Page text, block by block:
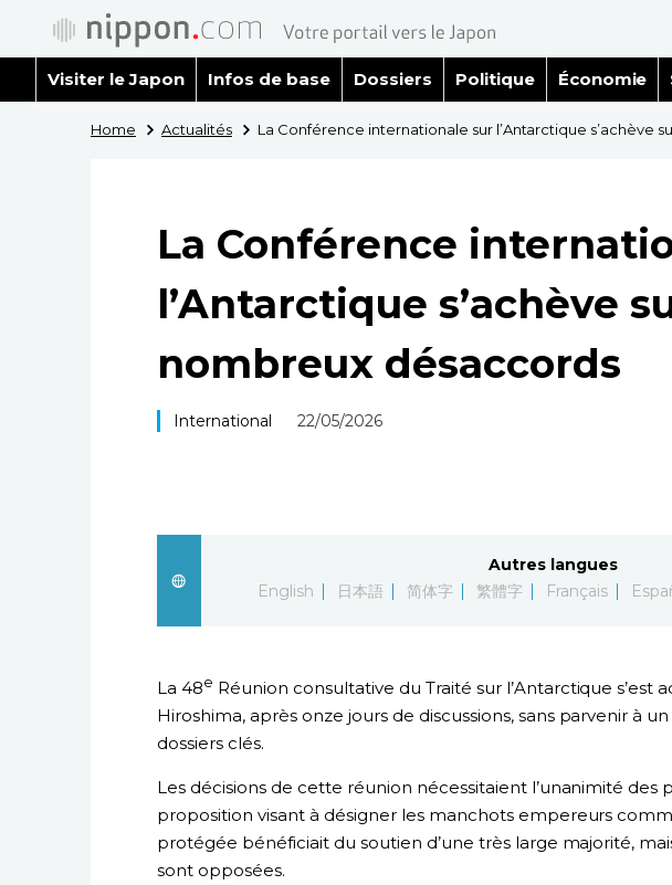
Visiter le Japon Infos de base Dossiers Politique Économie
Home Actualités La Conférence internationale sur l’Antarctique s’achève
La Conférence
l’Antarctique s’achève
nombreux désaccords
International 22/05/2026
Autres langues
English
日本語 简体字 繁體字 Français
La 48e Réunion consultative du Traité sur l’Antarctique s’est
Hiroshima, après onze jours de discussions, sans parvenir à
dossiers clés.
Les décisions de cette réunion nécessitaient l’unanimité des
proposition visant à désigner les manchots empereurs
protégée bénéficiait du soutien d’une très large majorité,
sont opposées.